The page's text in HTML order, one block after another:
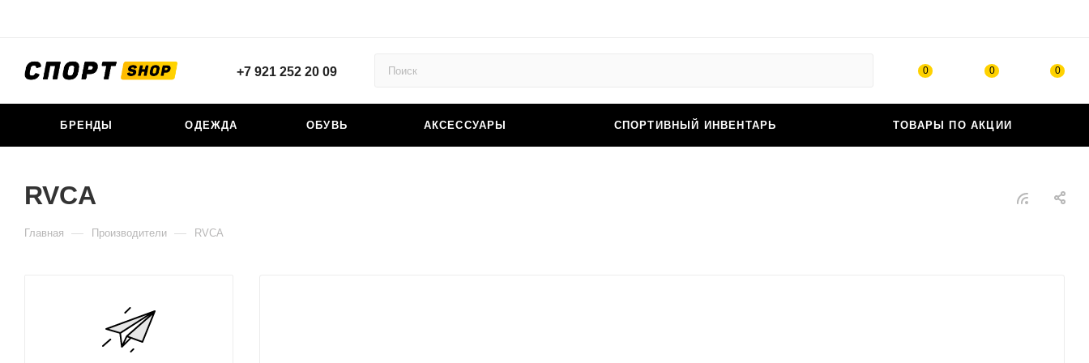
+7 921 252 20 09 0 0 0
БРЕНДЫ ОДЕЖДА ОБУВЬ АКСЕССУАРЫ СПОРТИВНЫЙ ИНВЕНТАРЬ ТОВАРЫ ПО АКЦИИ
RVCA
Главная — Производители — RVCA